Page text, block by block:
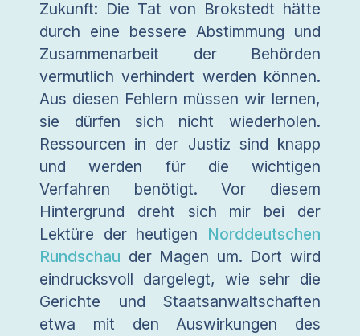
Zukunft: Die Tat von Brokstedt hätte
durch eine bessere Abstimmung und
Zusammenarbeit der Behörden
vermutlich verhindert werden können.
Aus diesen Fehlern müssen wir lernen,
sie dürfen sich nicht wiederholen.
Ressourcen in der Justiz sind knapp
und werden für die wichtigen
Verfahren benötigt. Vor diesem
Hintergrund dreht sich mir bei der
Lektüre der heutigen Norddeutschen
Rundschau der Magen um. Dort wird
eindrucksvoll dargelegt, wie sehr die
Gerichte und Staatsanwaltschaften
etwa mit den Auswirkungen des